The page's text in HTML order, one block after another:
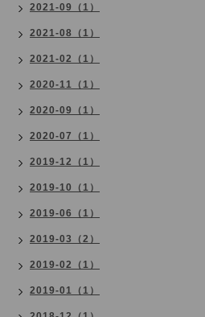
2021-09（1）
2021-08（1）
2021-02（1）
2020-11（1）
2020-09（1）
2020-07（1）
2019-12（1）
2019-10（1）
2019-06（1）
2019-03（2）
2019-02（1）
2019-01（1）